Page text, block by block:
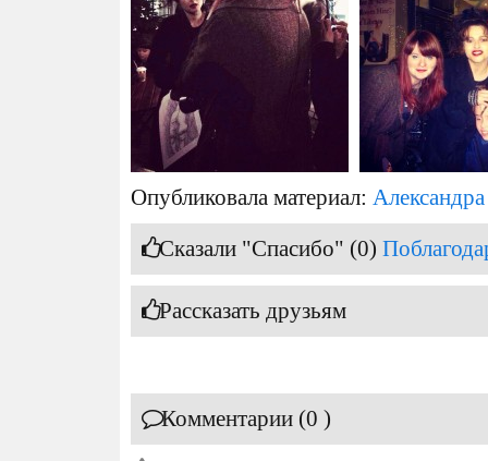
Опубликовала материал:
Сказали "Спасибо" (0)
Рассказать друзьям
Комментарии (0 )